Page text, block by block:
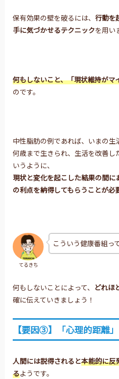
保有効果の壁を破るには、 行動を
手に気づかせるテクニックを用い
何もしないこと、「現状維持がマ
のです。
中性脂肪の例であれば、いまの生
何歳まで生きられ、生活を改善し
いうように、
現状と変化を起こした結果の間に
の利点を納得してもらうことが必
てるきち
こういう健康番組っ
何もしないことによって、 どれほ
確に伝えていきましょう！
【要因③】「心理的距離
人間には説得されると本能的に反
るようです。